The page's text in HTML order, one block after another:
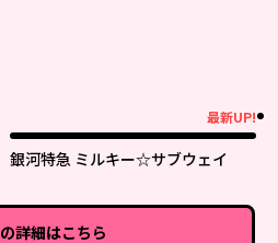
最新UP!
銀河特急 ミルキー☆サブウェイ
の詳細はこちら